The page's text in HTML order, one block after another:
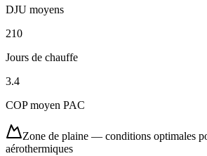
DJU moyens
210
Jours de chauffe
3.4
COP moyen PAC
Zone de plaine — conditions optimales
aérothermiques